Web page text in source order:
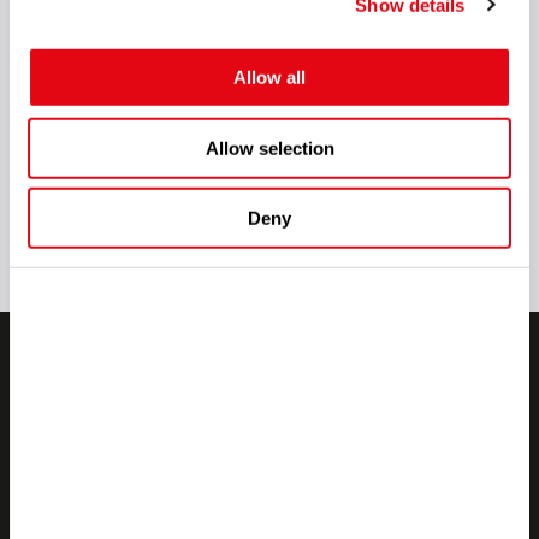
Show details
Allow all
Allow selection
Deny
ВСЕ НОВОСТИ